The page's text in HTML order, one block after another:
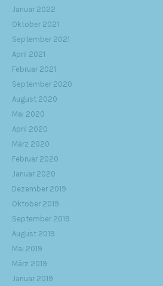
Januar 2022
Oktober 2021
September 2021
April 2021
Februar 2021
September 2020
August 2020
Mai 2020
April 2020
März 2020
Februar 2020
Januar 2020
Dezember 2019
Oktober 2019
September 2019
August 2019
Mai 2019
März 2019
Januar 2019